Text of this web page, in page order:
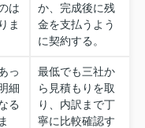
は
ま
か、完成後に残
金を支払うよう
に契約する。
っ
細
る
最低でも三社か
ら見積もりを取
り、内訳まで丁
寧に比較確認す